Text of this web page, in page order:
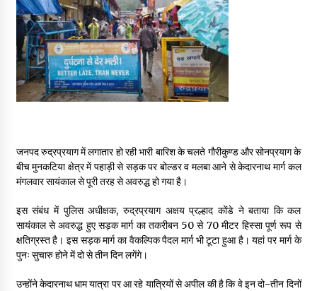
May 16, 2022
Thought Of The Day 14 May
May 14, 2022
Thought Of The Day 12 May
Thought Of The Day 11 May
जनपद रुद्रप्रयाग में लगातार हो रही भारी बारिश के चलते गौरीकुण्ड और सोनप्रयाग के
बीच मुनकटिया क्षेत्र में पहाड़ी से सड़क पर बोल्डर व मलबा आने से केदारनाथ मार्ग कल
मंगलवार सायंकाल से पूरी तरह से अवरुद्ध हो गया है।
इस संबंध में पुलिस अधीक्षक, रुद्रप्रयाग अक्षय प्रल्हाद कोंडे ने बताया कि कल
सायंकाल से अवरुद्ध हुए सड़क मार्ग का तकरीबन 50 से 70 मीटर हिस्सा पूर्ण रूप से
क्षतिग्रस्त है। इस सड़क मार्ग का वैकल्पिक पैदल मार्ग भी टूटा हुआ है। यहां पर मार्ग के
पुनः सुचारु होने में दो से तीन दिन लगेंगे।
उन्होंने केदारनाथ धाम यात्रा पर आ रहे यात्रियों से अपील की है कि वे इन दो-तीन दिनों